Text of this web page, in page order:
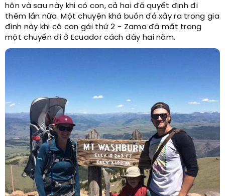
hôn và sau này khi có con, cả hai đã quyết định đi
thêm lần nữa. Một chuyện khá buồn đả xảy ra trong gia
đình này khi cô con gái thứ 2 - Zama đã mất trong
một chuyến đi ở Ecuador cách đây hai năm.